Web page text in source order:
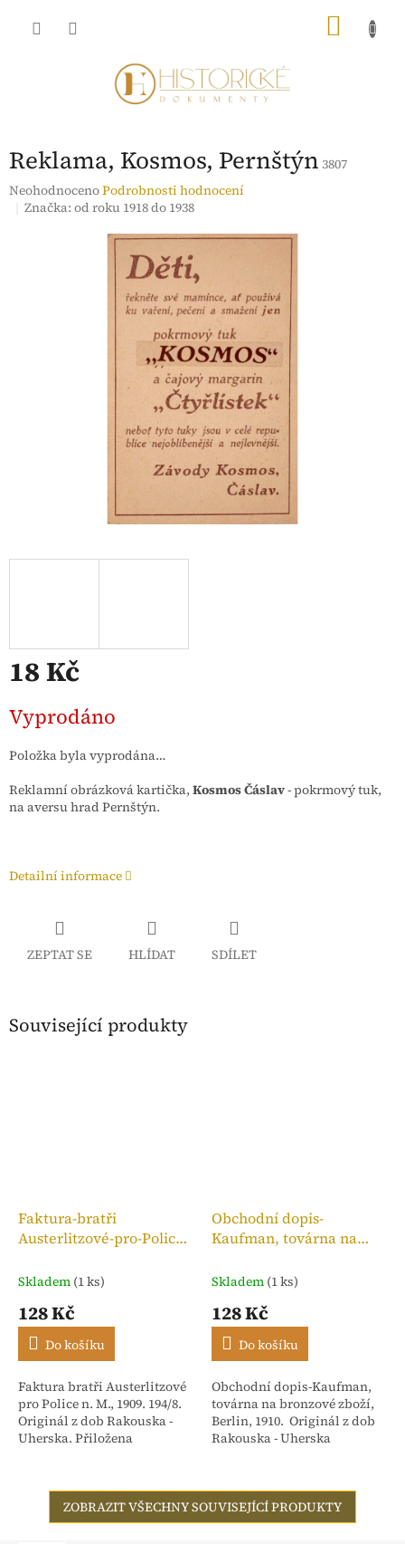
Reklama, Kosmos, Pernštýn 3807
Průměrné
hodnocení
NeohodnocenoPodrobnosti hodnocení
Značka:od roku 1918 do 1938
18 Kč
cena:
Vyprodáno
Položka byla vyprodána…
Reklamní obrázková kartička, Kosmos Čáslav- pokrmový tuk,
na aversu hrad Pernštýn.
Detailní informace
ZEPTAT SE HLÍDAT SDÍLET
Související produkty
Faktura-bratři
Austerlitzové-pro-Police
Skladem (1 ks)
128 Kč
Do košíku
Faktura bratři Austerlitzové
pro Police n. M., 1909. 194/8.
Originál z dob Rakouska -
Uherska. Přiložena
dříve Isac...
Obchodní dopis-
Kaufman, továrna na
Skladem (1 ks)
128 Kč
Do košíku
Obchodní dopis-Kaufman,
továrna na bronzové zboží,
Berlin, 1910. Originál z dob
Rakouska - Uherska
ZOBRAZIT VŠECHNY SOUVISEJÍCÍ PRODUKTY